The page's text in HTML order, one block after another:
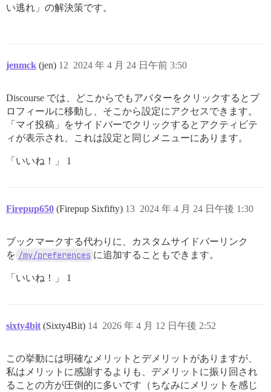
い逃れ」の解決策です。
jenmck (jen) 2024 年 4 月 24 日午前 3:50
12
Discourse では、どこからでもアバターをクリックするとプ
ロフィールに移動し、そこから設定にアクセスできます。
「マイ投稿」をサイドバーでクリックするとアクティビテ
ィが表示され、これは設定と同じメニューにあります。
「いいね！」 1
Firepup650 (Firepup Sixfifty) 2024 年 4 月 24 日午後 1:30
13
ブックマークする代わりに、カスタムサイドバーリンク
を /my/preferences に追加することもできます。
「いいね！」 1
sixty4bit (Sixty4Bit) 2026 年 4 月 12 日午後 2:52
14
この挙動には明確なメリットとデメリットがありますが、
私はメリットに感謝するよりも、デメリットに振り回され
ることの方が圧倒的に多いです（ちなみにメリットを感じ